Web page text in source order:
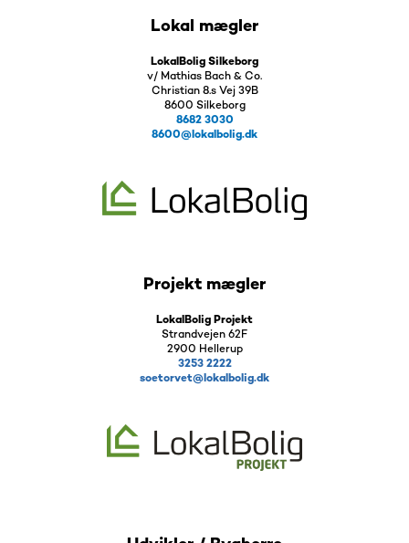
Lokal mægler
LokalBolig Silkeborg
v/ Mathias Bach & Co.
Christian 8.s Vej 39B
8600 Silkeborg
8682 3030
8600@lokalbolig.dk
Projekt mægler
LokalBolig Projekt
Strandvejen 62F
2900 Hellerup
3253 2222
soetorvet@lokalbolig.dk